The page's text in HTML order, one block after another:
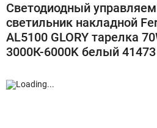
- 70Вт - интенсивный световой
распределение светодиодов для
Светодиодный
светильник накладной
AL5100 GLORY тарелка
3000К-6000K белый